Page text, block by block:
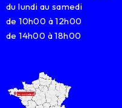
du lundi au samedi
de 10h00 à 12h00
de 14h00 à 18h00